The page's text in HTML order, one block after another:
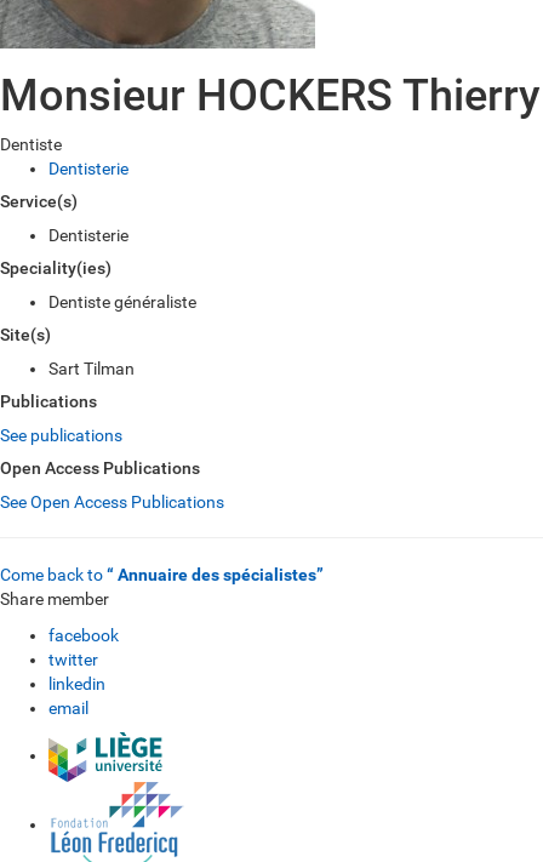
Monsieur HOCKERS Thierry
Dentiste
Dentisterie
Service(s)
Dentisterie
Speciality(ies)
Dentiste généraliste
Site(s)
Sart Tilman
Publications
See publications
Open Access Publications
See Open Access Publications
Come back to“ Annuaire des spécialistes”
Share member
facebook
twitter
linkedin
email